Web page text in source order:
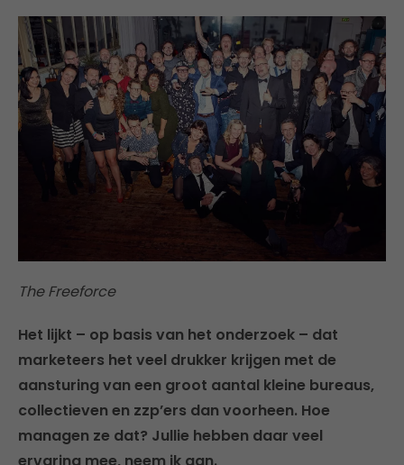
The Freeforce
Het lijkt – op basis van het onderzoek – dat
marketeers het veel drukker krijgen met de
aansturing van een groot aantal kleine bureaus,
collectieven en zzp’ers dan voorheen. Hoe
managen ze dat? Jullie hebben daar veel
ervaring mee, neem ik aan.